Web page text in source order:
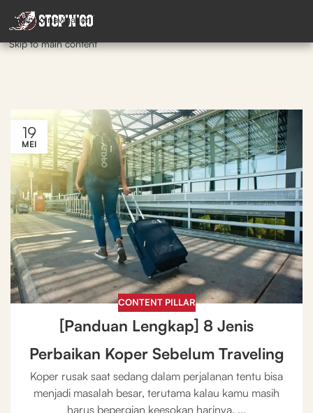
Skip to navigation
Skip to main content
19
MEI
CONTENT PILLAR
[Panduan Lengkap] 8 Jenis
Perbaikan Koper Sebelum Traveling
Koper rusak saat sedang dalam perjalanan tentu bisa
menjadi masalah besar, terutama kalau kamu masih
harus bepergian keesokan harinya. ...